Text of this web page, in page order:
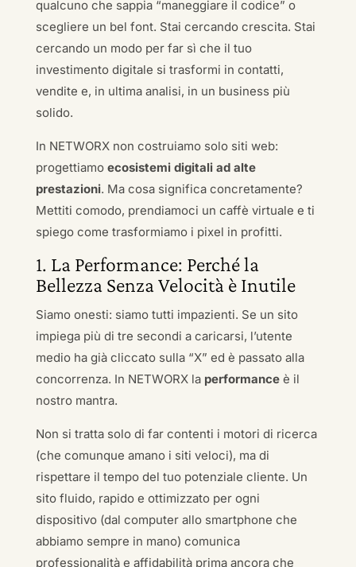
qualcuno che sappia “maneggiare il codice” o
scegliere un bel font. Stai cercando crescita. Stai
cercando un modo per far sì che il tuo
investimento digitale si trasformi in contatti,
vendite e, in ultima analisi, in un business più
solido.
In NETWORX non costruiamo solo siti web:
progettiamo ecosistemi digitali ad alte
prestazioni. Ma cosa significa concretamente?
Mettiti comodo, prendiamoci un caffè virtuale e ti
spiego come trasformiamo i pixel in profitti.
1. La Performance: Perché la
Bellezza Senza Velocità è Inutile
Siamo onesti: siamo tutti impazienti. Se un sito
impiega più di tre secondi a caricarsi, l’utente
medio ha già cliccato sulla “X” ed è passato alla
concorrenza. In NETWORX la performanceè il
nostro mantra.
Non si tratta solo di far contenti i motori di ricerca
(che comunque amano i siti veloci), ma di
rispettare il tempo del tuo potenziale cliente. Un
sito fluido, rapido e ottimizzato per ogni
dispositivo (dal computer allo smartphone che
abbiamo sempre in mano) comunica
professionalità e affidabilità prima ancora che